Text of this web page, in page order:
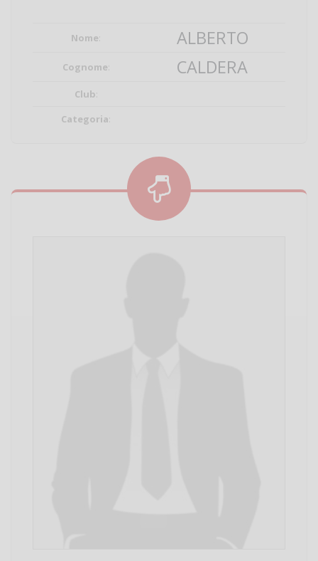
Nome: ALBERTO
Cognome: CALDERA
Club:
Categoria: